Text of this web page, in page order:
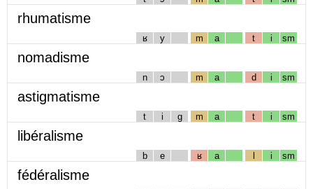
rhumatisme
ʁ y m a t i sm
nomadisme
n ɔ m a d i sm
astigmatisme
t i g m a t i sm
libéralisme
b e ʁ a l i sm
fédéralisme